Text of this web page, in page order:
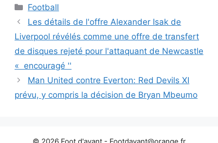
Catégories
Football
Les détails de l'offre Alexander Isak de
Liverpool révélés comme une offre de transfert
de disques rejeté pour l'attaquant de Newcastle
« encouragé ''
Man United contre Everton: Red Devils XI
prévu, y compris la décision de Bryan Mbeumo